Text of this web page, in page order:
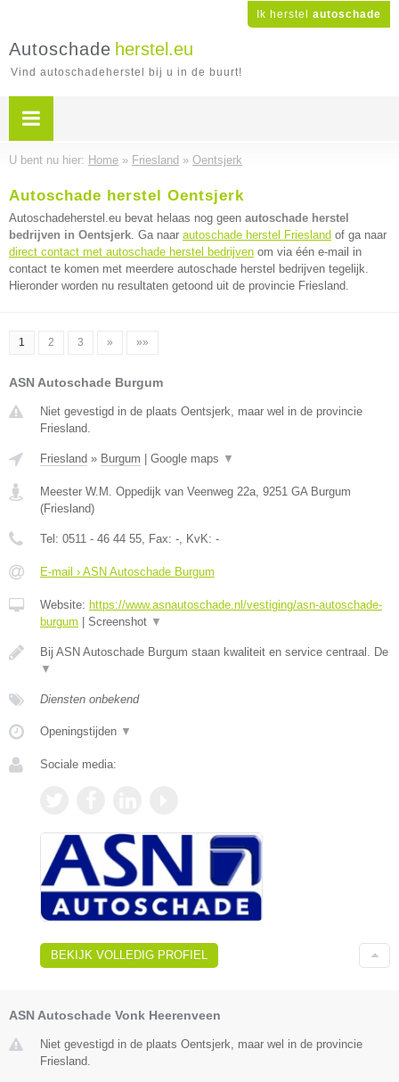
Ik herstel autoschade
Autoschade herstel.eu
Vind autoschadeherstel bij u in de buurt!
U bent nu hier: Home » Friesland » Oentsjerk
Autoschade herstel Oentsjerk
Autoschadeherstel.eu bevat helaas nog geen autoschade herstel
bedrijven in Oentsjerk. Ga naar autoschade herstel Friesland of ga naar
direct contact met autoschade herstel bedrijven om via één e-mail in
contact te komen met meerdere autoschade herstel bedrijven tegelijk.
Hieronder worden nu resultaten getoond uit de provincie Friesland.
1 2 3 » »»
ASN Autoschade Burgum
Niet gevestigd in de plaats Oentsjerk, maar wel in de provincie
Friesland.
Friesland » Burgum Google maps ▼
Meester W.M. Oppedijk van Veenweg 22a, 9251 GA Burgum
(Friesland)
Tel: 0511 - 46 44 55, Fax: -, KvK: -
E-mail › ASN Autoschade Burgum
Website: https://www.asnautoschade.nl/vestiging/asn-autoschade-
burgum
Screenshot ▼
Bij ASN Autoschade Burgum staan kwaliteit en service centraal. De
▼
Diensten onbekend
Openingstijden ▼
Sociale media:
BEKIJK VOLLEDIG PROFIEL
ASN Autoschade Vonk Heerenveen
Niet gevestigd in de plaats Oentsjerk, maar wel in de provincie
Friesland.